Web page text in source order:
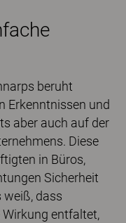
beruht
Erkenntnissen und
aber auch auf der
Diese
in Büros,
Sicherheit
weiß, dass
entfaltet,